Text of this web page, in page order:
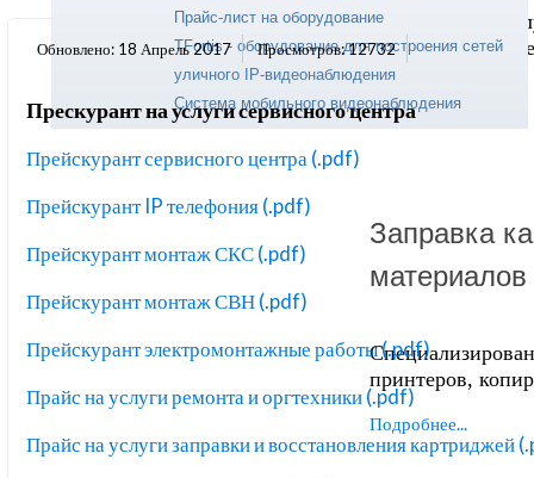
Техническое
ноутбуков и
Заправка
материалов
принтеров,
Подробнее...
Прайс-лист на оборудование
TFortis - оборудование для построения сетей
уличного IP-видеонаблюдения
Система мобильного видеонаблюдения
Обновлено: 18 Апрель 2017 Просмотров: 12732
Прескурант на услуги сервисного центра
Прейскурант сервисного центра (.pdf)
Прейскурант IP телефония (.pdf)
Прейскурант монтаж СКС (.pdf)
Прейскурант монтаж СВН (.pdf)
Прейскурант электромонтажные работы (.pdf)
Прайс на услуги ремонта и оргтехники (.pdf)
Прайс на услуги заправки и восстановления картриджей